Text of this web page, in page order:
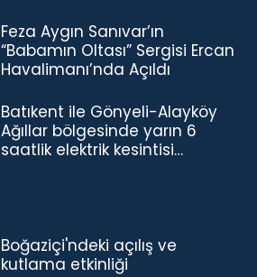
Feza Aygın Sanıvar’ın
“Babamın Oltası” Sergisi Ercan
Havalimanı’nda Açıldı
Batıkent ile Gönyeli-Alayköy
Ağıllar bölgesinde yarın 6
saatlik elektrik kesintisi…
Boğaziçi'ndeki açılış ve
kutlama etkinliği